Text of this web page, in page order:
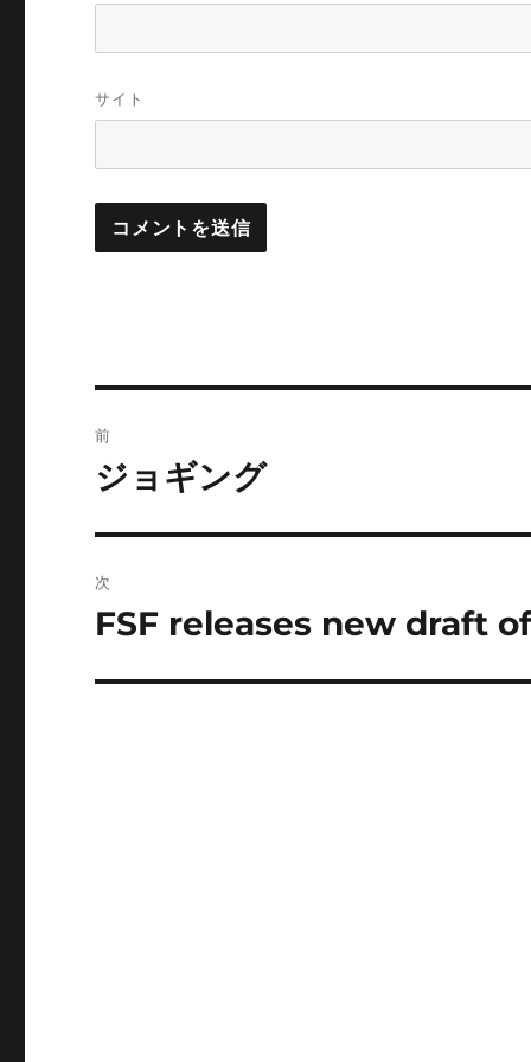
サイト
稿
ゲ
前
前
投
稿:
ジョギング
次
次
投
FSF releases new draft